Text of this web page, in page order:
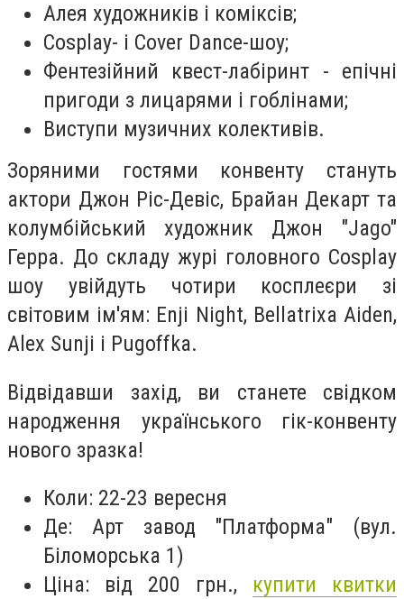
Алея художників і коміксів;
Cosplay- і Cover Dance-шоу;
Фентезійний квест-лабіринт - епічні
пригоди з лицарями і гоблінами;
Виступи музичних колективів.
Зоряними гостями конвенту стануть
актори Джон Ріс-Девіс, Брайан Декарт та
колумбійський художник Джон "Jago"
Герра. До складу журі головного Cosplay
шоу увійдуть чотири косплеєри зі
світовим ім'ям: Enji Night, Bellatrixa Aiden,
Alex Sunji і Pugoffka.
Відвідавши захід, ви станете свідком
народження українського гік-конвенту
нового зразка!
Коли: 22-23 вересня
Де: Арт завод "Платформа" (вул.
Біломорська 1)
Ціна: від 200 грн., купити квитки